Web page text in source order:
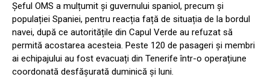
Șeful OMS a mulțumit și guvernului spaniol, precum și
populației Spaniei, pentru reacția față de situația de la bordul
navei, după ce autoritățile din Capul Verde au refuzat să
permită acostarea acesteia. Peste 120 de pasageri și membri
ai echipajului au fost evacuați din Tenerife într-o operațiune
coordonată desfășurată duminică și luni.